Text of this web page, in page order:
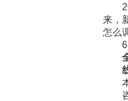
来，
怎么
6月
线
本
咨